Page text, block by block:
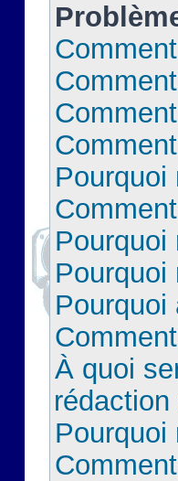
Pourquoi
Pourquoi
Pourquoi
Pourquoi
À quoi
rédaction
Pourquoi